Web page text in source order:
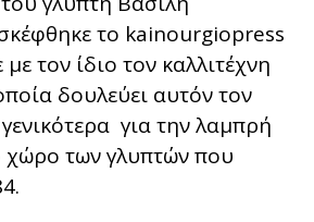
το kainourgiopress
τον ίδιο τον καλλιτέχνη
δουλεύει αυτόν τον
για την λαμπρή
χώρο των γλυπτών που